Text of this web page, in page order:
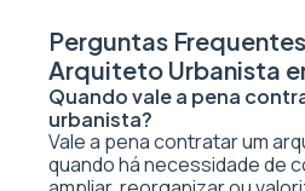
Perguntas
Arquiteto Urbanista
Quando vale a pena
urbanista?
Vale a pena contratar um
quando há necessidade de